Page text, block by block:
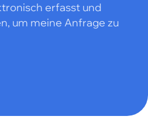
erfasst und
um meine Anfrage zu